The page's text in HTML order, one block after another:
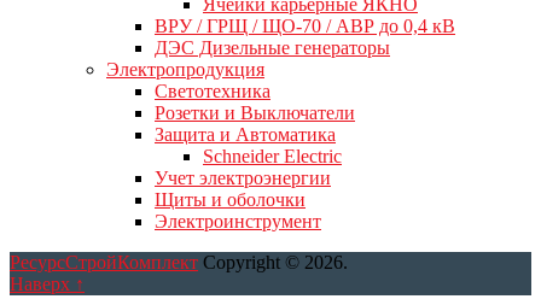
ВРУ / ГРЩ / ЩО-70 / АВР до 0,4 кВ
ДЭС Дизельные генераторы
Электропродукция
Светотехника
Розетки и Выключатели
Защита и Автоматика
Schneider Electric
Учет электроэнергии
Щиты и оболочки
Электроинструмент
РесурсСтройКомплект Copyright © 2026.
Наверх ↑